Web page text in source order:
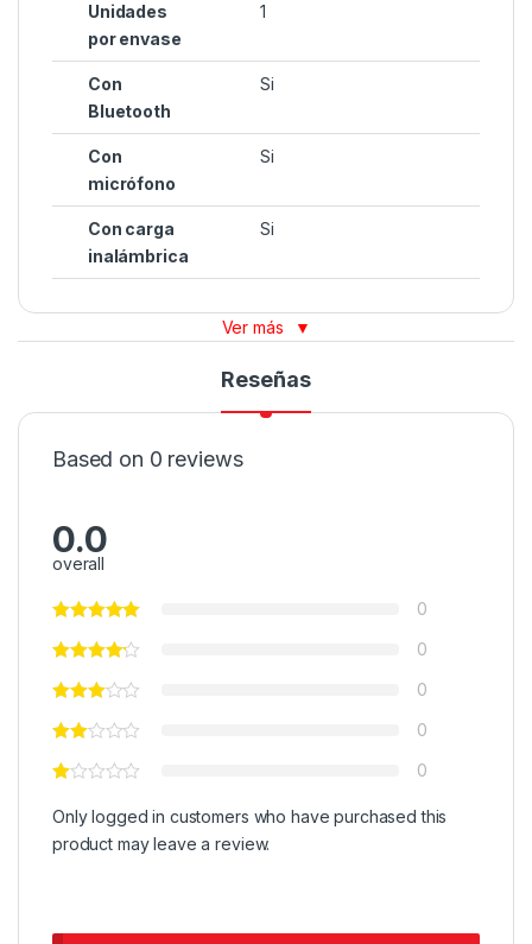
Unidades
por envase
1
Con
Bluetooth
Si
Con
micrófono
Si
Con carga
inalámbrica
Si
Ver más ▼
Reseñas
Based on 0 reviews
0.0
overall
0
0
0
0
0
Only logged in customers who have purchased this
product may leave a review.